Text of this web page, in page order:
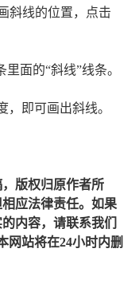
斜线的位置，点击
面的“斜线”线条。
，即可画出斜线。
版权归原作者所
应法律责任。如果
内容，请联系我们
网站将在24小时内删